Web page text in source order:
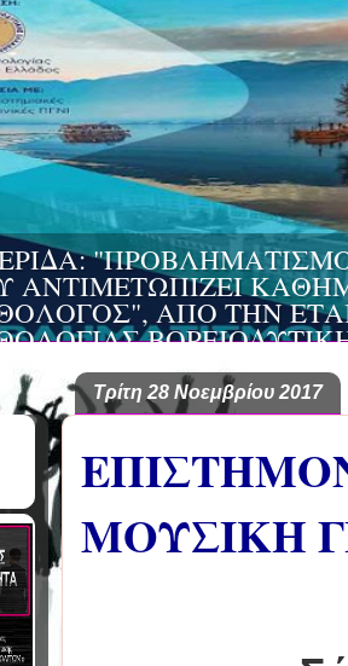
Τρίτη 28 Νοεμβρίου 2017
ΜΟΥΣΙΚΗ